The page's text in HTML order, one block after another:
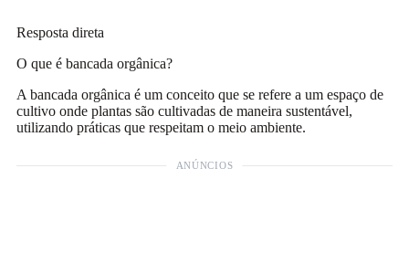
Resposta direta
O que é bancada orgânica?
A bancada orgânica é um conceito que se refere a um espaço de
cultivo onde plantas são cultivadas de maneira sustentável,
utilizando práticas que respeitam o meio ambiente.
ANÚNCIOS